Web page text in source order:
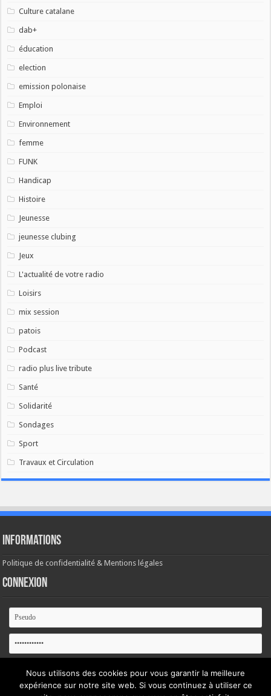
Culture catalane
dab+
éducation
election
emission polonaise
Emploi
Environnement
femme
FUNK
Handicap
Histoire
Jeunesse
jeunesse clubing
Jeux
L'actualité de votre radio
Loisirs
mix session
patois
Podcast
radio plus live tribute
Santé
Solidarité
Sondages
Sport
Travaux et Circulation
Informations
Politique de confidentialité & Mentions légales
Connexion
Se souvenir de moi
Nous utilisons des cookies pour vous garantir la meilleure
expérience sur notre site web. Si vous continuez à utiliser ce